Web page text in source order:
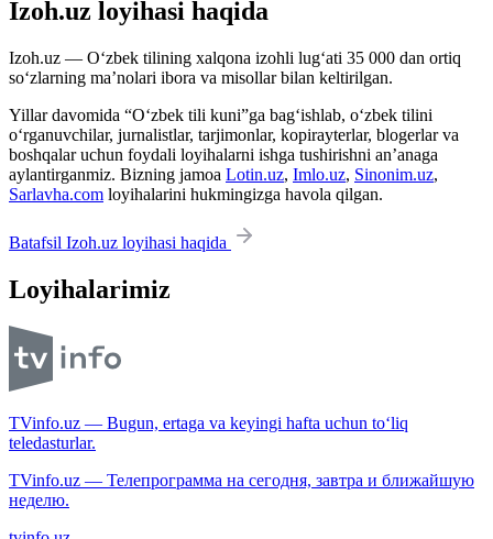
Izoh.uz loyihasi haqida
Izoh.uz — O‘zbek tilining xalqona izohli lug‘ati 35 000 dan ortiq
so‘zlarning ma’nolari ibora va misollar bilan keltirilgan.
Yillar davomida “O‘zbek tili kuni”ga bag‘ishlab, o‘zbek tilini
o‘rganuvchilar, jurnalistlar, tarjimonlar, kopirayterlar, blogerlar va
boshqalar uchun foydali loyihalarni ishga tushirishni an’anaga
aylantirganmiz. Bizning jamoa Lotin.uz, Imlo.uz, Sinonim.uz,
Sarlavha.com loyihalarini hukmingizga havola qilgan.
Batafsil Izoh.uz loyihasi haqida
Loyihalarimiz
TVinfo.uz — Bugun, ertaga va keyingi hafta uchun to‘liq
teledasturlar.
TVinfo.uz — Телепрограмма на сегодня, завтра и ближайшую
неделю.